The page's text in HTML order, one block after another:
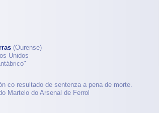
(Ourense)
Unidos
co resultado de sentenza a pena de morte.
Martelo do Arsenal de Ferrol